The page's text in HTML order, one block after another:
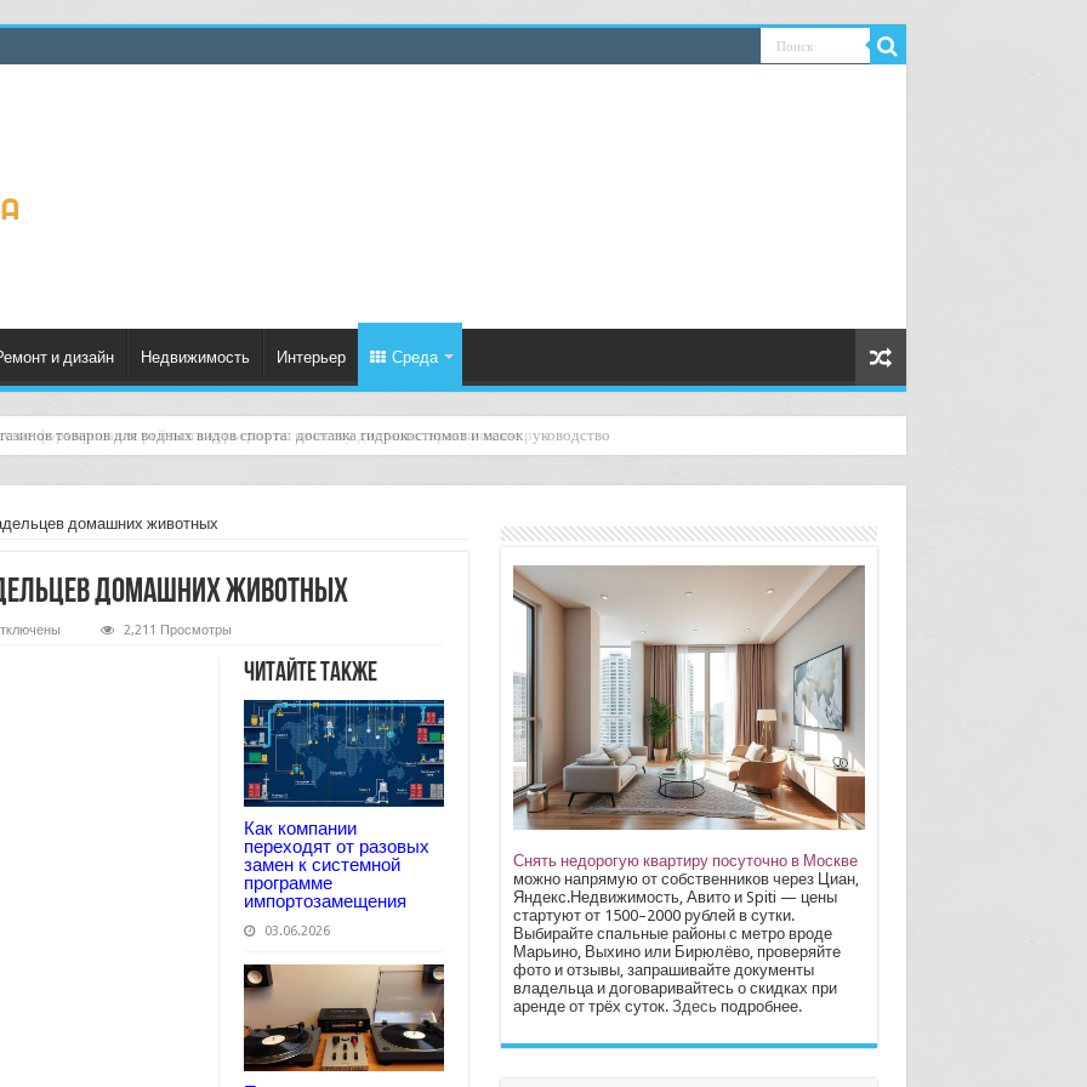
и дизайн Недвижимость Интерьер Среда
формирование рейтинга курьеров по качеству доставок: практическое руководство
домашних животных
домашних животных
2,211 Просмотры
Читайте также
Как компании
переходят от разовых
замен к системной
программе
импортозамещения
03.06.2026
Снять недорогую квартиру посуточно в Москве
можно напрямую от собственников через Циан,
Яндекс.Недвижимость, Авито и Spiti — цены
стартуют от 1500–2000 рублей в сутки.
Выбирайте спальные районы с метро вроде
Марьино, Выхино или Бирюлёво, проверяйте
фото и отзывы, запрашивайте документы
владельца и договаривайтесь о скидках при
аренде от трёх суток. Здесьподробнее.